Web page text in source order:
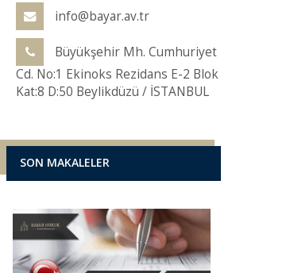
info@bayar.av.tr
Büyükşehir Mh. Cumhuriyet
Cd. No:1 Ekinoks Rezidans E-2 Blok
Kat:8 D:50 Beylikdüzü / İSTANBUL
SON MAKALELER